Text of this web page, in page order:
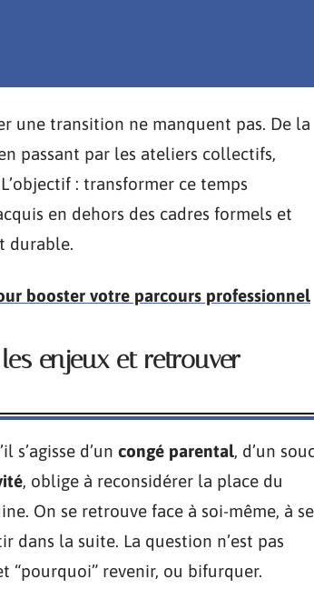
une transition ne manquent pas. De la
passant par les ateliers collectifs,
: transformer ce temps
en dehors des cadres formels et
durable.
booster votre parcours professionnel
enjeux et retrouver
s’agisse d’un congé parental, d’un
, oblige à reconsidérer la place du
On se retrouve face à soi-même, à
dans la suite. La question n’est pas
“pourquoi” revenir, ou bifurquer.